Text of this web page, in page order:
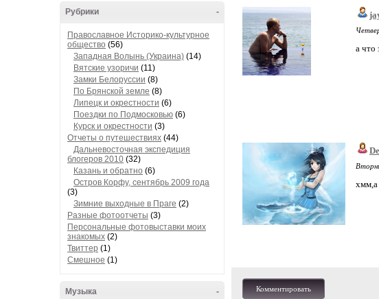
-
Рубрики
Православное Историко-культурное
общество (56)
Западная Волынь (Украина) (14)
Вятские узоричи (11)
Замки Белоруссии (8)
По Брянской земле (8)
Липецк и окрестности (6)
Поездки по Подмосковью (6)
Курск и окрестности (3)
Отчеты о путешествиях (44)
Дальневосточная экспедиция
блогеров 2010 (32)
Казань и обратно (6)
Остров Корфу, сентябрь 2009 года
(3)
Зимние выходные в Праге (2)
Разные фотоотчеты (3)
Персональные фотовыставки моих
знакомых (2)
Твиттер (1)
Смешное (1)
-
Музыка
а что
хмм,а
Комментировать